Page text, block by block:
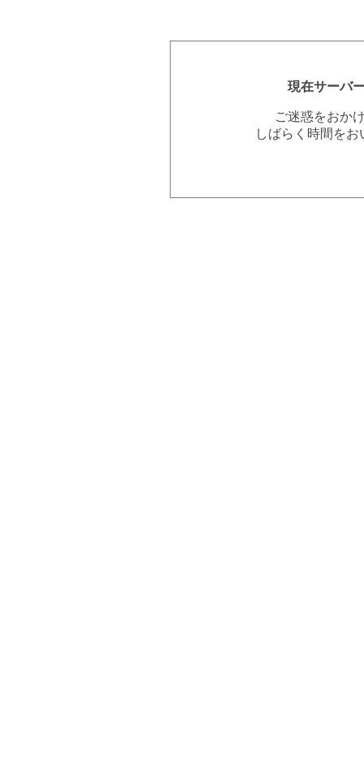
現在サーバ
ご迷惑をおか
しばらく時間を